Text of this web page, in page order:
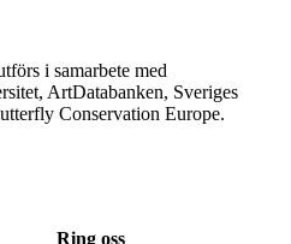
i samarbete med
ArtDatabanken, Sveriges
Conservation Europe.
Ring oss